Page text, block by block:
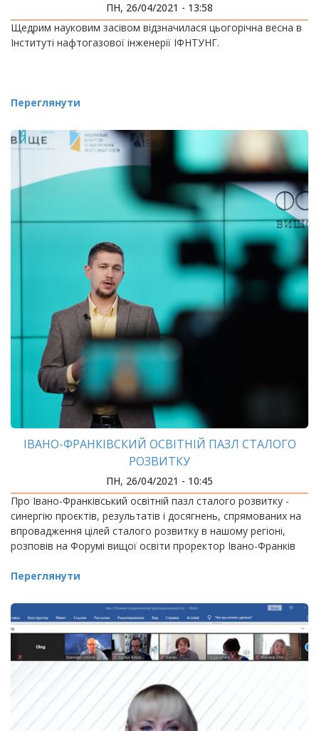
ПН, 26/04/2021 - 13:58
Щедрим науковим засівом відзначилася цьогорічна весна в
Інституті нафтогазової інженерії ІФНТУНГ.
Переглянути
ІВАНО-ФРАНКІВСКИЙ ОСВІТНІЙ ПАЗЛ СТАЛОГО
РОЗВИТКУ
ПН, 26/04/2021 - 10:45
Про Івано-Франківський освітній пазл сталого розвитку -
синергію проєктів, результатів і досягнень, спрямованих на
впровадження цілей сталого розвитку в нашому регіоні,
розповів на Форумі вищої освіти проректор Івано-Франків
Переглянути